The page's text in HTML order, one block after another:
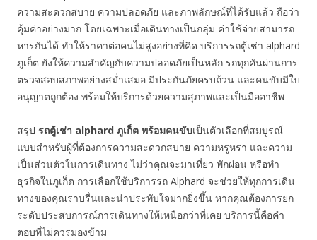
ความสะดวกสบาย ความปลอดภัย และภาพลักษณ์ที่ได้รับแล้ว ถือว่า
คุ้มค่าอย่างมาก โดยเฉพาะเมื่อเดินทางเป็นกลุ่ม ค่าใช้จ่ายสามารถ
หารกันได้ ทำให้ราคาต่อคนไม่สูงอย่างที่คิด บริการรถตู้เช่า alphard
ภูเก็ต ยังให้ความสำคัญกับความปลอดภัยเป็นหลัก รถทุกคันผ่านการ
ตรวจสอบสภาพอย่างสม่ำเสมอ มีประกันภัยครบถ้วน และคนขับมีใบ
อนุญาตถูกต้อง พร้อมให้บริการด้วยความสุภาพและเป็นมืออาชีพ
สรุป รถตู้เช่า alphard ภูเก็ต พร้อมคนขับเป็นตัวเลือกที่สมบูรณ์
แบบสำหรับผู้ที่ต้องการความสะดวกสบาย ความหรูหรา และความ
เป็นส่วนตัวในการเดินทาง ไม่ว่าคุณจะมาเที่ยว พักผ่อน หรือทำ
ธุรกิจในภูเก็ต การเลือกใช้บริการรถ Alphard จะช่วยให้ทุกการเดิน
ทางของคุณราบรื่นและน่าประทับใจมากยิ่งขึ้น หากคุณต้องการยก
ระดับประสบการณ์การเดินทางให้เหนือกว่าที่เคย บริการนี้คือคำ
ตอบที่ไม่ควรมองข้าม